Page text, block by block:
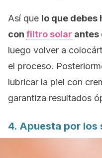
Así que lo que debes
con filtro solar antes
luego volver a
el proceso.
lubricar la piel con
garantiza resultados
4. Apuesta por los